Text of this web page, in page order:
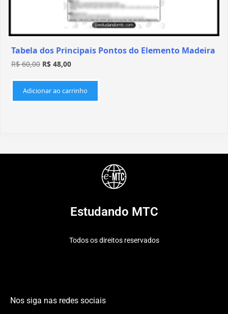
Tabela dos Principais Pontos do Elemento Madeira
R$60,00 R$ 48,00
Adicionar ao carrinho
Estudando MTC
Todos os direitos reservados
Nos siga nas redes sociais